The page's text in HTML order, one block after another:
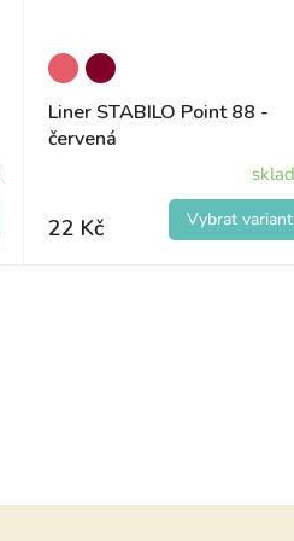
Liner STABILO Point 88 -
červená
22 Kč